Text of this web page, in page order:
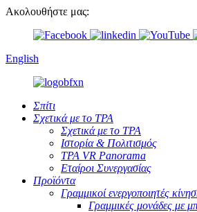
Ακολουθήστε μας:
English
Σπίτι
Σχετικά με το TPA
Σχετικά με το TPA
Ιστορία & Πολιτισμός
TPA VR Panorama
Εταίροι Συνεργασίας
Προϊόντα
Γραμμικοί ενεργοποιητές
Γραμμικές μονάδες με